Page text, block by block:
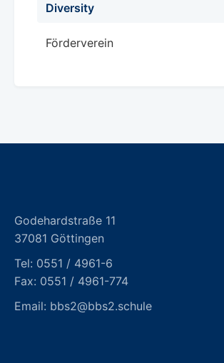
Diversity
Förderverein
Godehardstraße 11
37081 Göttingen
Tel: 0551 / 4961-6
Fax: 0551 / 4961-774
Email: bbs2@bbs2.schule